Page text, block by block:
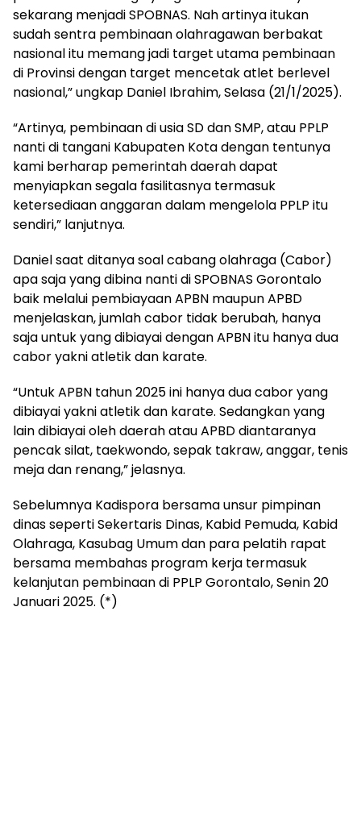
sekarang menjadi SPOBNAS. Nah artinya itukan
sudah sentra pembinaan olahragawan berbakat
nasional itu memang jadi target utama pembinaan
di Provinsi dengan target mencetak atlet berlevel
nasional,” ungkap Daniel Ibrahim, Selasa (21/1/2025).
“Artinya, pembinaan di usia SD dan SMP, atau PPLP
nanti di tangani Kabupaten Kota dengan tentunya
kami berharap pemerintah daerah dapat
menyiapkan segala fasilitasnya termasuk
ketersediaan anggaran dalam mengelola PPLP itu
sendiri,” lanjutnya.
Daniel saat ditanya soal cabang olahraga (Cabor)
apa saja yang dibina nanti di SPOBNAS Gorontalo
baik melalui pembiayaan APBN maupun APBD
menjelaskan, jumlah cabor tidak berubah, hanya
saja untuk yang dibiayai dengan APBN itu hanya dua
cabor yakni atletik dan karate.
“Untuk APBN tahun 2025 ini hanya dua cabor yang
dibiayai yakni atletik dan karate. Sedangkan yang
lain dibiayai oleh daerah atau APBD diantaranya
pencak silat, taekwondo, sepak takraw, anggar, tenis
meja dan renang,” jelasnya.
Sebelumnya Kadispora bersama unsur pimpinan
dinas seperti Sekertaris Dinas, Kabid Pemuda, Kabid
Olahraga, Kasubag Umum dan para pelatih rapat
bersama membahas program kerja termasuk
kelanjutan pembinaan di PPLP Gorontalo, Senin 20
Januari 2025. (*)